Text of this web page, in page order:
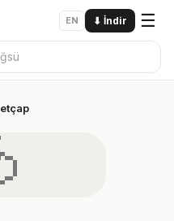
EN ⬇ İndir ☰